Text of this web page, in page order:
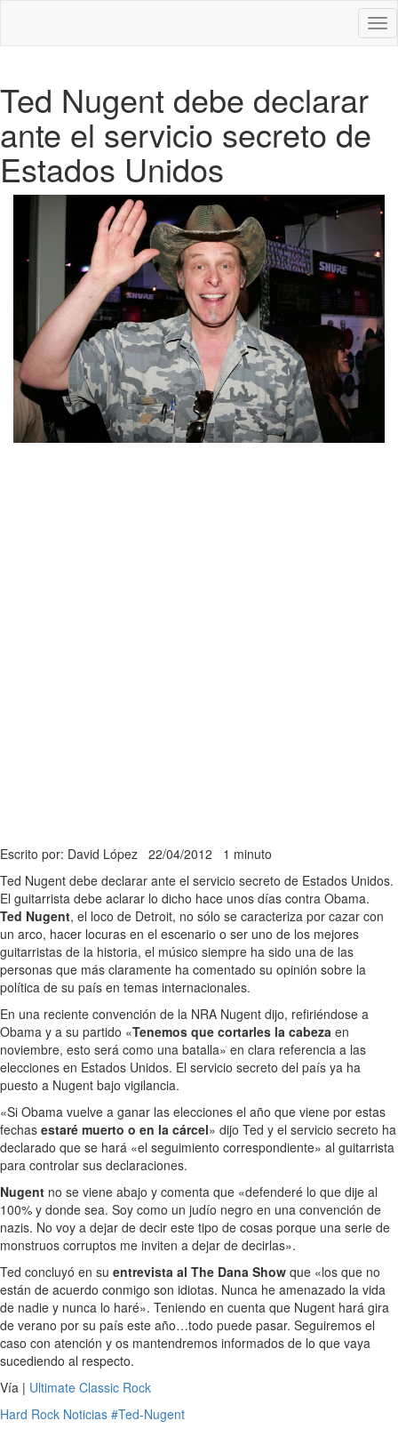
Ted Nugent debe declarar
ante el servicio secreto de
Estados Unidos
Escrito por: David López 22/04/2012 1 minuto
Ted Nugent debe declarar ante el servicio secreto de Estados Unidos.
El guitarrista debe aclarar lo dicho hace unos días contra Obama.
Ted Nugent, el loco de Detroit, no sólo se caracteriza por cazar con
un arco, hacer locuras en el escenario o ser uno de los mejores
guitarristas de la historia, el músico siempre ha sido una de las
personas que más claramente ha comentado su opinión sobre la
política de su país en temas internacionales.
En una reciente convención de la NRA Nugent dijo, refiriéndose a
Obama y a su partido «Tenemos que cortarles la cabeza en
noviembre, esto será como una batalla» en clara referencia a las
elecciones en Estados Unidos. El servicio secreto del país ya ha
puesto a Nugent bajo vigilancia.
«Si Obama vuelve a ganar las elecciones el año que viene por estas
fechas estaré muerto o en la cárcel» dijo Ted y el servicio secreto ha
declarado que se hará «el seguimiento correspondiente» al guitarrista
para controlar sus declaraciones.
Nugent no se viene abajo y comenta que «defenderé lo que dije al
100% y donde sea. Soy como un judío negro en una convención de
nazis. No voy a dejar de decir este tipo de cosas porque una serie de
monstruos corruptos me inviten a dejar de decirlas».
Ted concluyó en su entrevista al The Dana Show que «los que no
están de acuerdo conmigo son idiotas. Nunca he amenazado la vida
de nadie y nunca lo haré». Teniendo en cuenta que Nugent hará gira
de verano por su país este año…todo puede pasar. Seguiremos el
caso con atención y os mantendremos informados de lo que vaya
sucediendo al respecto.
Vía | Ultimate Classic Rock
Hard Rock Noticias #Ted-Nugent